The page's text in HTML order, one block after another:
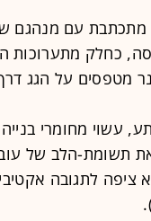
עם מנהגם של
כחלק מתערוכות
מטפסים על הגג
עשוי מחומרי
תשומת-הלב של
ציפה לתגובה